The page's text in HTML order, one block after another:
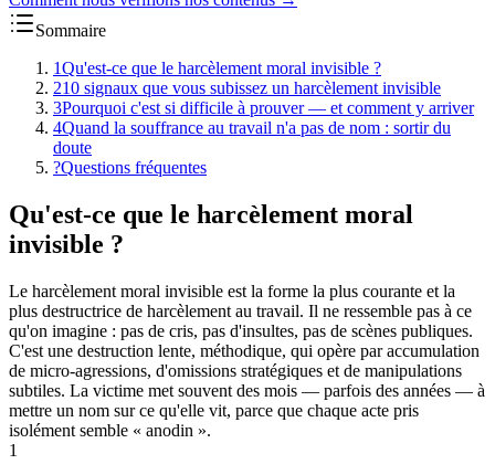
Sommaire
1Qu'est-ce que le harcèlement moral invisible ?
210 signaux que vous subissez un harcèlement invisible
3Pourquoi c'est si difficile à prouver — et comment y arriver
4Quand la souffrance au travail n'a pas de nom : sortir du
doute
?Questions fréquentes
Qu'est-ce que le harcèlement moral
invisible ?
Le harcèlement moral invisible est la forme la plus courante et la
plus destructrice de harcèlement au travail. Il ne ressemble pas à ce
qu'on imagine : pas de cris, pas d'insultes, pas de scènes publiques.
C'est une destruction lente, méthodique, qui opère par accumulation
de micro-agressions, d'omissions stratégiques et de manipulations
subtiles. La victime met souvent des mois — parfois des années — à
mettre un nom sur ce qu'elle vit, parce que chaque acte pris
isolément semble « anodin ».
1